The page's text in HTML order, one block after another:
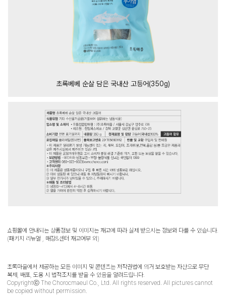
초록베베 순살 담은 국내산 고등어(350g)
쇼핑몰에 안내되는 상품정보 및 이미지는 재고에 따라 실제 받으시는 정보와 다를 수 있습니다.
(패키지 리뉴얼 , 매장&센터 재고여부 외)
초록마을에서 제공하는 모든 이미지 및 콘텐츠는 저작권법에 의거 보호받는 자산으로 무단
복제, 배포, 도용 시 법적조치를 받을 수 있음을 알려드립니다.
Copyrightⓒ The Chorocmaeul Co., Ltd. All rights reserved. All pictures cannot
be copied without permission.